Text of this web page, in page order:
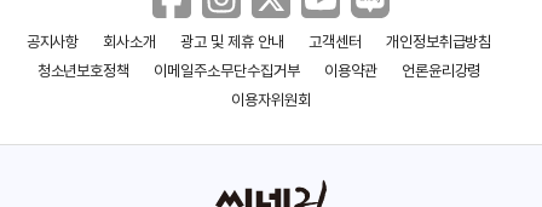
공지사항 회사소개 광고 및 제휴 안내 고객센터
개인정보취급방침
청소년보호정책
이메일주소무단수집거부 이용약관
언론윤리강령
이용자위원회